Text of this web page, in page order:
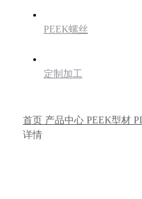
PEEK螺丝
定制加工
首页 产品中心 PEEK型材
详情